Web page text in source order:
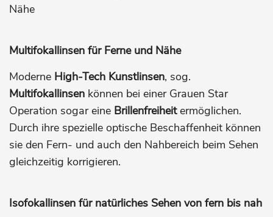
Nähe
Multifokallinsen für Ferne und Nähe
Moderne High-Tech Kunstlinsen, sog.
Multifokallinsen können bei einer Grauen Star
Operation sogar eine Brillenfreiheitermöglichen.
Durch ihre spezielle optische Beschaffenheit können
sie den Fern- und auch den Nahbereich beim Sehen
gleichzeitig korrigieren.
Isofokallinsen für natürliches Sehen von fern bis nah